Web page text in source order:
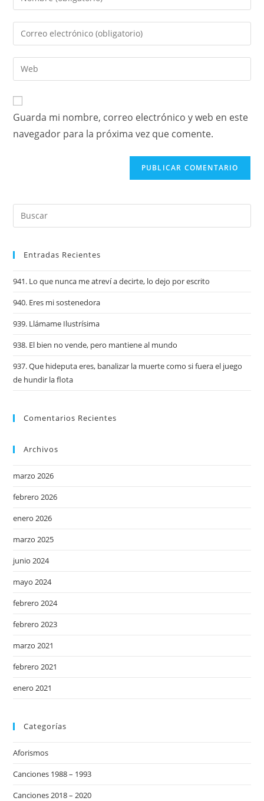
Guarda mi nombre, correo electrónico y web en este
navegador para la próxima vez que comente.
Entradas Recientes
941. Lo que nunca me atreví a decirte, lo dejo por escrito
940. Eres mi sostenedora
939. Llámame Ilustrísima
938. El bien no vende, pero mantiene al mundo
937. Que hideputa eres, banalizar la muerte como si fuera el juego
de hundir la flota
Comentarios Recientes
Archivos
marzo 2026
febrero 2026
enero 2026
marzo 2025
junio 2024
mayo 2024
febrero 2024
febrero 2023
marzo 2021
febrero 2021
enero 2021
Categorías
Aforismos
Canciones 1988 – 1993
Canciones 2018 – 2020